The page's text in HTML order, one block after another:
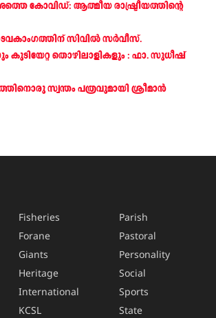
കോവിഡ്: ആത്മീയ രാഷ്ട്രീയത്തിന്റെ
സിവിൽ സർവീസ്.
കുടിയേറ്റ തൊഴിലാളികളും : ഫാ. സുധീഷ്
സ്വന്തം പത്രവുമായി ശ്രീമാന്‍
Fisheries
Forane
Giants
Heritage
International
KCSL
Parish
Pastoral
Personality
Social
Sports
State